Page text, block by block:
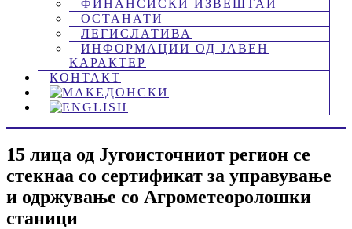
ФИНАНСИСКИ ИЗВЕШТАИ
ОСТАНАТИ
ЛЕГИСЛАТИВА
ИНФОРМАЦИИ ОД ЈАВЕН
КАРАКТЕР
КОНТАКТ
15 лица од Југоисточниот регион се
стекнаа со сертификат за управување
и одржување со Агрометеоролошки
станици